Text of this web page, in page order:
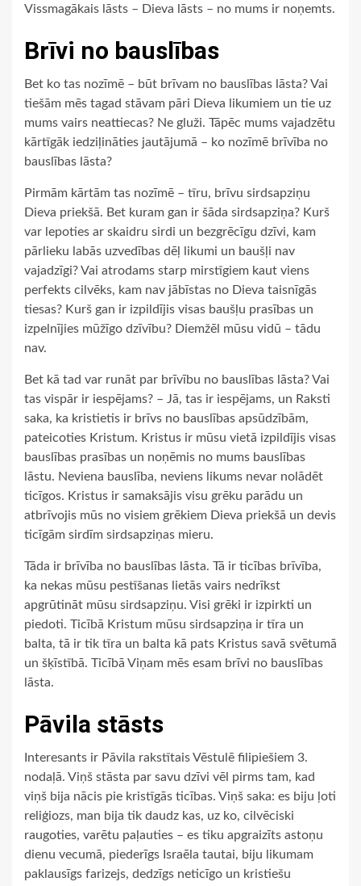
Vissmagākais lāsts – Dieva lāsts – no mums ir noņemts.
Brīvi no bauslības
Bet ko tas nozīmē – būt brīvam no bauslības lāsta? Vai
tiešām mēs tagad stāvam pāri Dieva likumiem un tie uz
mums vairs neattiecas? Ne gluži. Tāpēc mums vajadzētu
kārtīgāk iedziļināties jautājumā – ko nozīmē brīvība no
bauslības lāsta?
Pirmām kārtām tas nozīmē – tīru, brīvu sirdsapziņu
Dieva priekšā. Bet kuram gan ir šāda sirdsapziņa? Kurš
var lepoties ar skaidru sirdi un bezgrēcīgu dzīvi, kam
pārlieku labās uzvedības dēļ likumi un baušļi nav
vajadzīgi? Vai atrodams starp mirstīgiem kaut viens
perfekts cilvēks, kam nav jābīstas no Dieva taisnīgās
tiesas? Kurš gan ir izpildījis visas baušļu prasības un
izpelnījies mūžīgo dzīvību? Diemžēl mūsu vidū – tādu
nav.
Bet kā tad var runāt par brīvību no bauslības lāsta? Vai
tas vispār ir iespējams? – Jā, tas ir iespējams, un Raksti
saka, ka kristietis ir brīvs no bauslības apsūdzībām,
pateicoties Kristum. Kristus ir mūsu vietā izpildījis visas
bauslības prasības un noņēmis no mums bauslības
lāstu. Neviena bauslība, neviens likums nevar nolādēt
ticīgos. Kristus ir samaksājis visu grēku parādu un
atbrīvojis mūs no visiem grēkiem Dieva priekšā un devis
ticīgām sirdīm sirdsapziņas mieru.
Tāda ir brīvība no bauslības lāsta. Tā ir ticības brīvība,
ka nekas mūsu pestīšanas lietās vairs nedrīkst
apgrūtināt mūsu sirdsapziņu. Visi grēki ir izpirkti un
piedoti. Ticībā Kristum mūsu sirdsapziņa ir tīra un
balta, tā ir tik tīra un balta kā pats Kristus savā svētumā
un šķīstībā. Ticībā Viņam mēs esam brīvi no bauslības
lāsta.
Pāvila stāsts
Interesants ir Pāvila rakstītais Vēstulē filipiešiem 3.
nodaļā. Viņš stāsta par savu dzīvi vēl pirms tam, kad
viņš bija nācis pie kristīgās ticības. Viņš saka: es biju ļoti
reliģiozs, man bija tik daudz kas, uz ko, cilvēciski
raugoties, varētu paļauties – es tiku apgraizīts astoņu
dienu vecumā, piederīgs Israēla tautai, biju likumam
paklausīgs farizejs, dedzīgs neticīgo un kristiešu